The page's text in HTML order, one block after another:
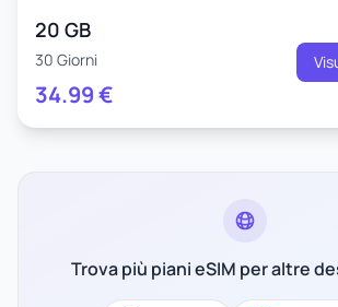
20 GB
30 Giorni
34.99€
Trova più piani eSIM per altre